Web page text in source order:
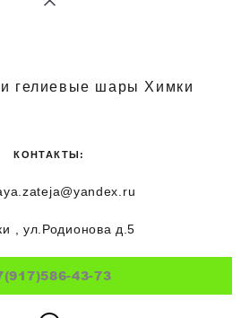
гелиевые шары Химки
КОНТАКТЫ:
, ул.Родионова д.5
43-73